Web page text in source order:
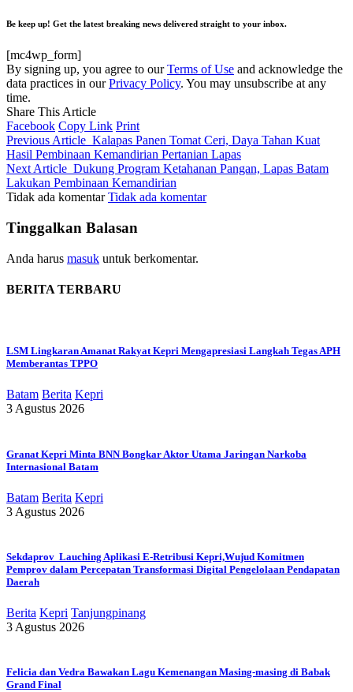
Be keep up! Get the latest breaking news delivered straight to your inbox.
[mc4wp_form]
By signing up, you agree to ourTerms of Use and acknowledge the
data practices in ourPrivacy Policy. You may unsubscribe at any
time.
Share This Article
Facebook Copy Link Print
Previous Article Kalapas Panen Tomat Ceri, Daya Tahan Kuat
Hasil Pembinaan Kemandirian Pertanian Lapas
Next Article Dukung Program Ketahanan Pangan, Lapas Batam
Lakukan Pembinaan Kemandirian
Tidak ada komentar Tidak ada komentar
Tinggalkan Balasan
Anda harus masuk untuk berkomentar.
BERITA TERBARU
LSM Lingkaran Amanat Rakyat Kepri Mengapresiasi Langkah Tegas APH
Memberantas TPPO
Batam Berita Kepri
3 Agustus 2026
Granat Kepri Minta BNN Bongkar Aktor Utama Jaringan Narkoba
Internasional Batam
Batam Berita Kepri
3 Agustus 2026
Sekdaprov Lauching Aplikasi E-Retribusi Kepri,Wujud Komitmen
Pemprov dalam Percepatan Transformasi Digital Pengelolaan Pendapatan
Daerah
Berita Kepri Tanjungpinang
3 Agustus 2026
Felicia dan Vedra Bawakan Lagu Kemenangan Masing-masing di Babak
Grand Final